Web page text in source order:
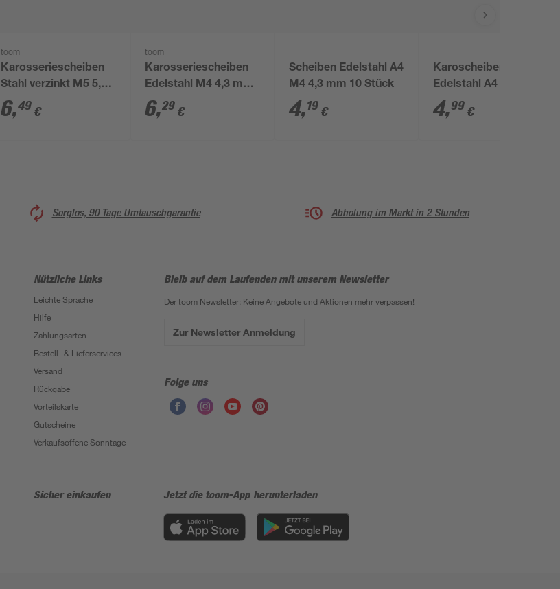
toom
Karosseriescheiben
Stahl verzinkt M5 5,3
mm 100 Stück
6,49 €
toom
Karosseriescheiben
Edelstahl M4 4,3 mm,
100 Stück
6,29 €
Scheiben Edelstahl A4
M4 4,3 mm 10 Stück
4,19 €
Karoscheiben
Edelstahl A4 M8 8,4
mm 4 Stück
4,99 €
Sorglos, 90 Tage Umtauschgarantie Abholung im Markt in 2 Stunden
Nützliche Links
Leichte Sprache
Hilfe
Zahlungsarten
Bestell- & Lieferservices
Versand
Rückgabe
Vorteilskarte
Gutscheine
Verkaufsoffene Sonntage
Bleib auf dem Laufenden mit unserem Newsletter
Der toom Newsletter: Keine Angebote und Aktionen mehr verpassen!
Zur Newsletter Anmeldung
Folge uns
Sicher einkaufen Jetzt die toom-App herunterladen